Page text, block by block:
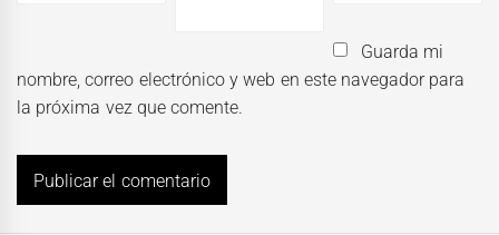
Guarda mi
nombre, correo electrónico y web en este navegador para
la próxima vez que comente.